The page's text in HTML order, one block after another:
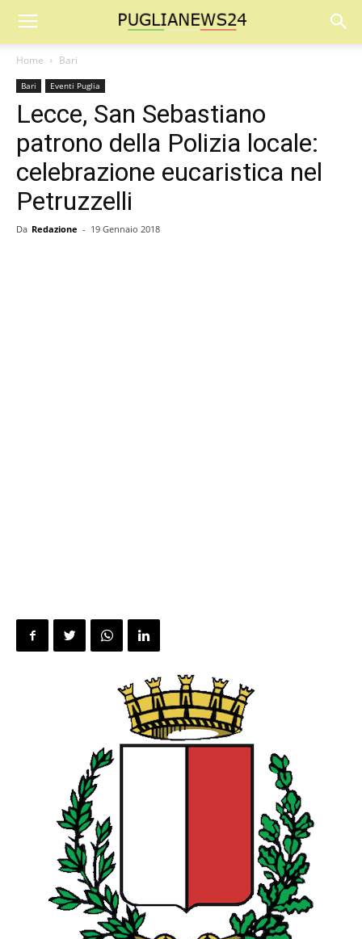
Home Bari
Bari Eventi Puglia
Lecce, San Sebastiano
patrono della Polizia locale:
celebrazione eucaristica nel
Petruzzelli
Da Redazione - 19 Gennaio 2018